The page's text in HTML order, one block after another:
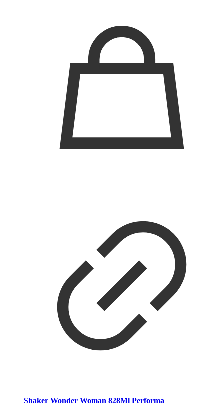
Shaker Wonder Woman 828Ml Performa